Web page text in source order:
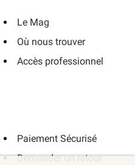
Le Mag
Où nous trouver
Accès professionnel
Paiement Sécurisé
Demander un retour